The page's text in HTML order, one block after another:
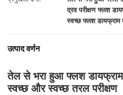
द्रव परीक्षण फ्लश
स्वच्छ फ्लश डायफ्राम
उत्पाद वर्णन
तेल से भरा हुआ फ्लश डायफ्राम
स्वच्छ और स्वच्छ तरल परीक्षण